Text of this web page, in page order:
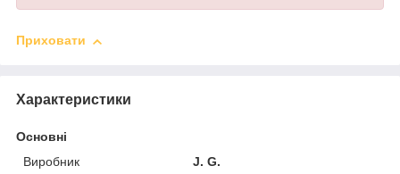
Приховати
Характеристики
Основні
Виробник
J. G.